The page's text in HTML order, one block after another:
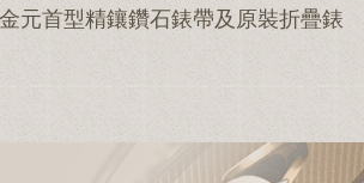
元首型精鑲鑽石錶帶及原裝折疊錶